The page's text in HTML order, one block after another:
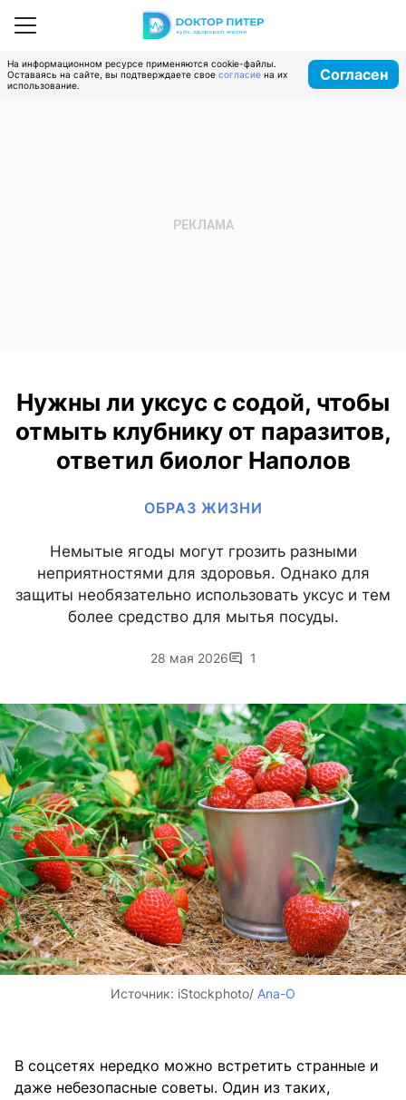
На информационном ресурсе применяются cookie-файлы.
Оставаясь на сайте, вы подтверждаете свое согласие на их
использование.
Согласен
Нужны ли уксус с содой, чтобы
отмыть клубнику от паразитов,
ответил биолог Наполов
ОБРАЗ ЖИЗНИ
Немытые ягоды могут грозить разными
неприятностями для здоровья. Однако для
защиты необязательно использовать уксус и тем
более средство для мытья посуды.
28 мая 2026 1
Источник: iStockphoto/ Ana-O
В соцсетях нередко можно встретить странные и
даже небезопасные советы. Один из таких,